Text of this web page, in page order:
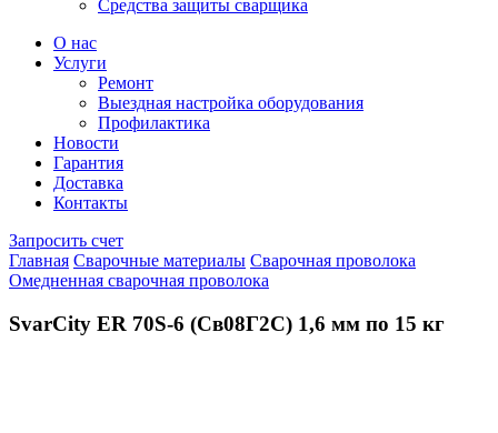
Средства защиты сварщика
О нас
Услуги
Ремонт
Выездная настройка оборудования
Профилактика
Новости
Гарантия
Доставка
Контакты
Запросить счет
Главная Сварочные материалы Сварочная проволока
Омедненная сварочная проволока
SvarCity ER 70S-6 (Св08Г2С) 1,6 мм по 15 кг